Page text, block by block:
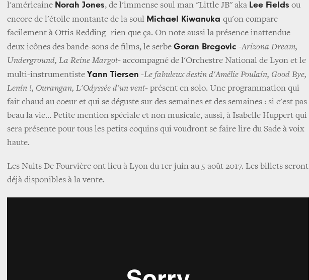
l'américaine Norah Jones, de l'immense soul man "Little JB" aka Lee Fields ou
encore de l'étoile montante de la soul Michael Kiwanuka qu'on compare
facilement à Ottis Redding -rien que ça. On note aussi la présence inattendue
deux icônes des bande-sons de films, le serbe Goran Bregovic -Arizona Dream,
Underground, La Reine Margot- accompagné de l'Orchestre National de Lyon et le
multi-instrumentiste Yann Tiersen -Le fabuleux destin d'Amélie Poulain, Good Bye,
Lenin !, Ourangan, L'Odyssée d'un vent- présent en solo. Une programmation qui
fait chaud au coeur et qui se déguste sur des semaines et des semaines : si c'est pas
beau la vie... Petite mention spéciale et non musicale, aussi, à Isabelle Huppert qui
sera présente pour tous les petits coquins qui voudront se faire lire du Sade à voix
haute.
Les Nuits De Fourvière ont lieu à Lyon du 1er juin au 5 août 2017. Les billets seront
déjà disponibles à la vente.